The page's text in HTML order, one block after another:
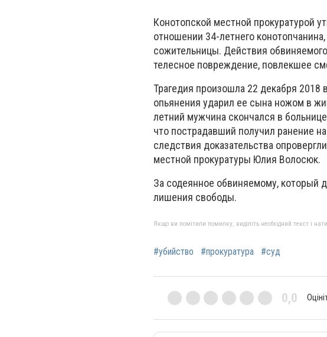
Конотопской местной прокуратурой
отношении 34-летнего
сожительницы. Действия
телесное повреждение, повлекшее
Трагедия произошла 22 декабря 2018
опьянения ударил ее сына ножом в
летний мужчина скончался в
что пострадавший получил ранение
следствия доказательства
местной прокуратуры Юлия Волосюк.
За содеянное обвиняемому, который
лишения свободы.
Якщо ви помітили помилку, виділіть необхідний текст і
#убийство #прокуратура #суд
0,0